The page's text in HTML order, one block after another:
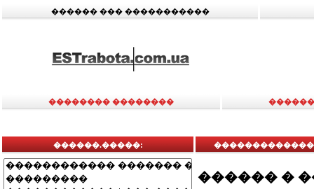
������ ��� �����������
�������� ��������
������.�����: �������������
������ �